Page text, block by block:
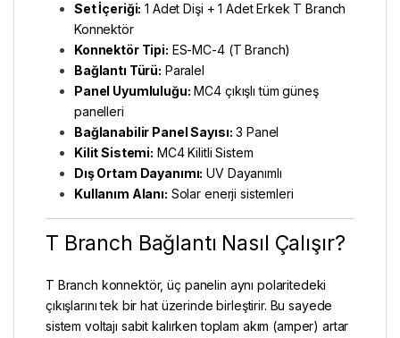
Set İçeriği: 1 Adet Dişi + 1 Adet Erkek T Branch
Konnektör
Konnektör Tipi: ES-MC-4 (T Branch)
Bağlantı Türü: Paralel
Panel Uyumluluğu: MC4 çıkışlı tüm güneş
panelleri
Bağlanabilir Panel Sayısı: 3 Panel
Kilit Sistemi: MC4 Kilitli Sistem
Dış Ortam Dayanımı: UV Dayanımlı
Kullanım Alanı: Solar enerji sistemleri
T Branch Bağlantı Nasıl Çalışır?
T Branch konnektör, üç panelin aynı polaritedeki
çıkışlarını tek bir hat üzerinde birleştirir. Bu sayede
sistem voltajı sabit kalırken toplam akım (amper) artar